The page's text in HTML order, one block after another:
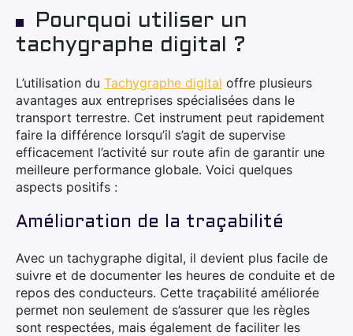
Pourquoi utiliser un
tachygraphe digital ?
L’utilisation du Tachygraphe digital offre plusieurs
avantages aux entreprises spécialisées dans le
transport terrestre. Cet instrument peut rapidement
faire la différence lorsqu’il s’agit de supervise
efficacement l’activité sur route afin de garantir une
meilleure performance globale. Voici quelques
aspects positifs :
Amélioration de la traçabilité
Avec un tachygraphe digital, il devient plus facile de
suivre et de documenter les heures de conduite et de
repos des conducteurs. Cette traçabilité améliorée
permet non seulement de s’assurer que les règles
sont respectées, mais également de faciliter les